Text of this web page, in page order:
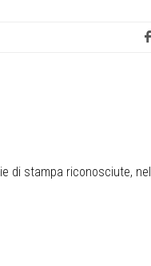
di stampa riconosciute,